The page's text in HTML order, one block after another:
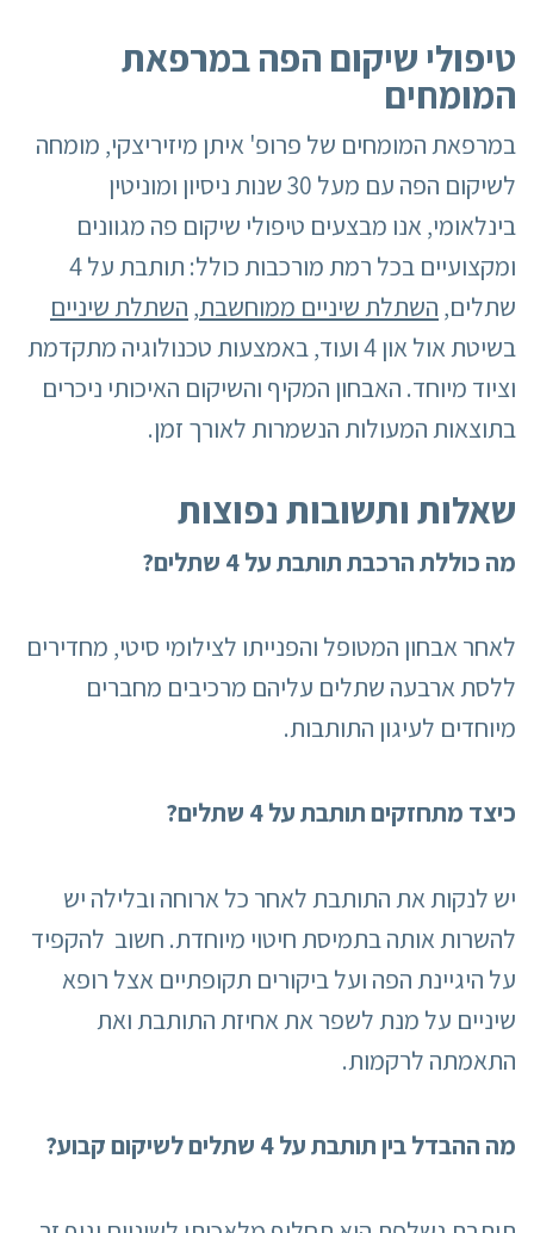
טיפולי שיקום הפה במרפאת
המומחים
במרפאת המומחים של פרופ' איתן מיזיריצקי, מומחה
לשיקום הפה עם מעל 30 שנות ניסיון ומוניטין
בינלאומי, אנו מבצעים טיפולי שיקום פה מגוונים
ומקצועיים בכל רמת מורכבות כולל: תותבת על 4
שתלים, השתלת שיניים ממוחשבת, השתלת שיניים
בשיטת אול און 4 ועוד, באמצעות טכנולוגיה מתקדמת
וציוד מיוחד. האבחון המקיף והשיקום האיכותי ניכרים
בתוצאות המעולות הנשמרות לאורך זמן.
שאלות ותשובות נפוצות
מה כוללת הרכבת תותבת על 4 שתלים?
לאחר אבחון המטופל והפנייתו לצילומי סיטי, מחדירים
ללסת ארבעה שתלים עליהם מרכיבים מחברים
מיוחדים לעיגון התותבות.
כיצד מתחזקים תותבת על 4 שתלים?
יש לנקות את התותבת לאחר כל ארוחה ובלילה יש
להשרות אותה בתמיסת חיטוי מיוחדת. חשוב להקפיד
על היגיינת הפה ועל ביקורים תקופתיים אצל רופא
שיניים על מנת לשפר את אחיזת התותבת ואת
התאמתה לרקמות.
מה ההבדל בין תותבת על 4 שתלים לשיקום קבוע?